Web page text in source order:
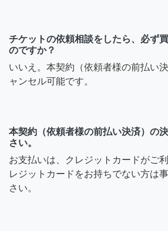
チケットの依頼相談をしたら、必ず
のですか？
いいえ。本契約（依頼者様の前払い
ャンセル可能です。
本契約（依頼者様の前払い決済）の
さい。
お支払いは、クレジットカードがご
レジットカードをお持ちでない方は
さい。